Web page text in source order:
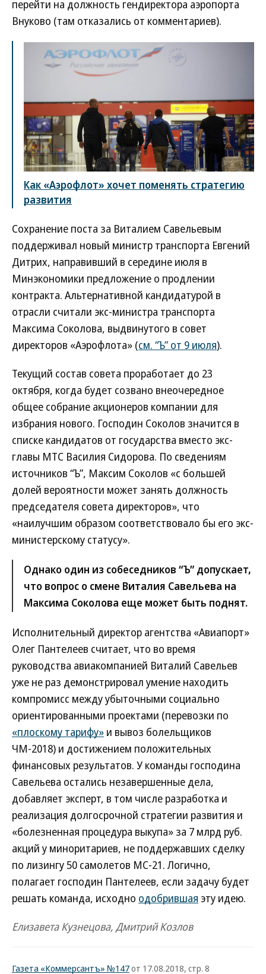
перейти на должность гендиректора аэропорта
Внуково (там отказались от комментариев).
Как «Аэрофлот» хочет поменять стратегию
развития
Сохранение поста за Виталием Савельевым
поддерживал новый министр транспорта Евгений
Дитрих, направивший в середине июля в
Минэкономики предложение о продлении
контракта. Альтернативной кандидатурой в
отрасли считали экс-министра транспорта
Максима Соколова, выдвинутого в совет
директоров «Аэрофлота» (см. “Ъ” от 9 июля).
Текущий состав совета проработает до 23
октября, когда будет созвано внеочередное
общее собрание акционеров компании для
избрания нового. Господин Соколов значится в
списке кандидатов от государства вместо экс-
главы МТС Василия Сидорова. По сведениям
источников “Ъ”, Максим Соколов «с большей
долей вероятности может занять должность
председателя совета директоров», что
«наилучшим образом соответствовало бы его экс-
министерскому статусу».
Однако один из собеседников “Ъ” допускает,
что вопрос о смене Виталия Савельева на
Максима Соколова еще может быть поднят.
Исполнительный директор агентства «Авиапорт»
Олег Пантелеев считает, что во время
руководства авиакомпанией Виталий Савельев
уже не раз демонстрировал умение находить
компромисс между убыточными социально
ориентированными проектами (перевозки по
«плоскому тарифу» и вывоз болельщиков
ЧМ-2018) и достижением положительных
финансовых результатов. У команды господина
Савельева остались незавершенные дела,
добавляет эксперт, в том числе разработка и
реализация долгосрочной стратегии развития и
«болезненная процедура выкупа» за 7 млрд руб.
акций у миноритариев, не поддержавших сделку
по лизингу 50 самолетов МС-21. Логично,
полагает господин Пантелеев, если задачу будет
решать команда, исходно одобрившая эту идею.
Елизавета Кузнецова, Дмитрий Козлов
Газета «Коммерсантъ» №147от 17.08.2018, стр. 8